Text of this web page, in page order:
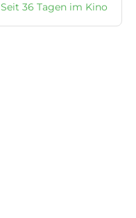
Seit 36 Tagen im Kino